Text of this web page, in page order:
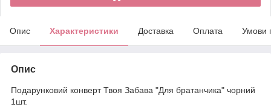
Опис Характеристики Доставка Оплата Умови
Опис
Подарунковий конверт Твоя Забава "Для братанчика" чорний
1шт.